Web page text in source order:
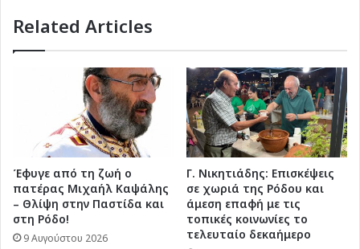
(ηχητικό)
Related Articles
Έφυγε από τη ζωή ο
πατέρας Μιχαήλ Καψάλης
– Θλίψη στην Παστίδα και
στη Ρόδο!
9 Αυγούστου 2026
Γ. Νικητιάδης: Επισκέψεις
σε χωριά της Ρόδου και
άμεση επαφή με τις
τοπικές κοινωνίες το
τελευταίο δεκαήμερο